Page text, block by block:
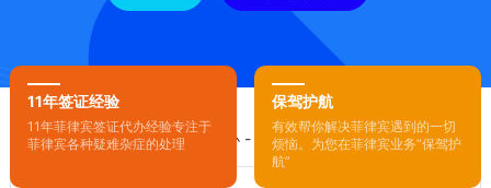
11年签证经验
11年菲律宾签证代办经验专注于
菲律宾各种疑难杂症的处理
保驾护航
有效帮你解决菲律宾遇到的一切
烦恼。为您在菲律宾业务“保驾护
航”
您的位置：首页-菲律宾签证代办- 正文